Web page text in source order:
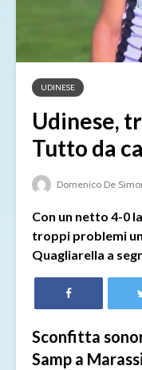
UDINESE
Udinese,
Tutto da
Domenico De
Con un netto 4-0
troppi problemi
Quagliarella a
Sconfitta
Samp a